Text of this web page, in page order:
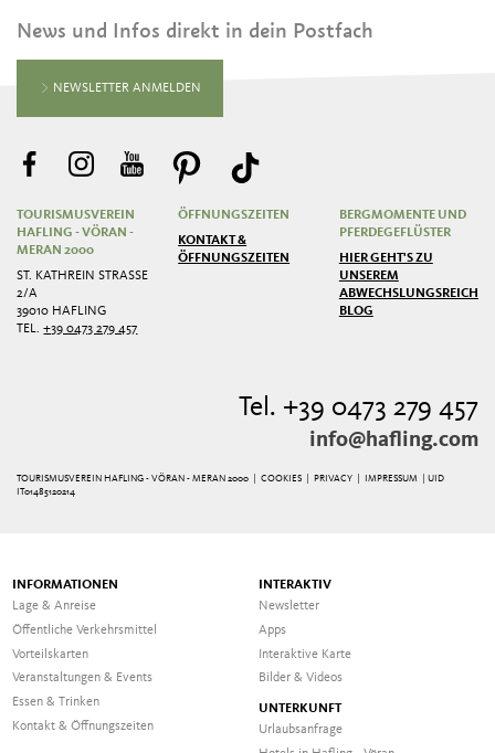
News und Infos direkt in dein Postfach
NEWSLETTER ANMELDEN
TOURISMUSVEREIN
HAFLING - VÖRAN -
MERAN 2000
ST. KATHREIN STRASSE 2
/A
39010 HAFLING
TEL.+39 0473 279 457
ÖFFNUNGSZEITEN
KONTAKT &
ÖFFNUNGSZEITEN
BERGMOMENTE UND
PFERDEGEFLÜSTER
HIER GEHT'S ZU
UNSEREM
ABWECHSLUNGSREICHEN
BLOG
Tel. +39 0473 279 457
info@hafling.com
TOURISMUSVEREIN HAFLING - VÖRAN - MERAN 2000 | COOKIES PRIVACY IMPRESSUM
| UID
IT01485120214
INFORMATIONEN
Lage & Anreise
Öffentliche Verkehrsmittel
Vorteilskarten
Veranstaltungen & Events
Essen & Trinken
Kontakt & Öffnungszeiten
INTERAKTIV
Newsletter
Apps
Interaktive Karte
Bilder & Videos
UNTERKUNFT
Urlaubsanfrage